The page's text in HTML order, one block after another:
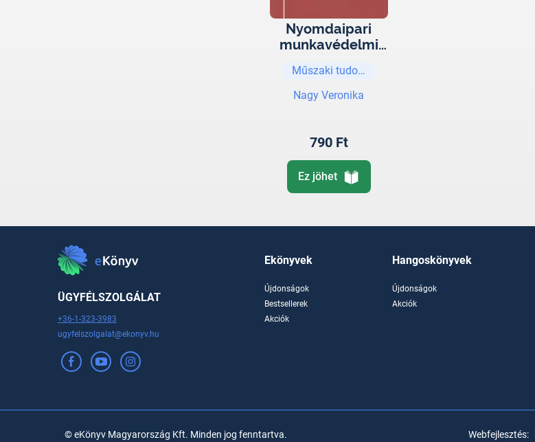
Nyomdaipari
munkavédelmi
Műszaki tudományok
Nagy Veronika
790 Ft
Ez jöhet
ÜGYFÉLSZOLGÁLAT
+36-1-323-3983
ugyfelszolgalat@ekonyv.hu
Ekönyvek
Újdonságok
Bestsellerek
Akciók
Hangoskönyvek
Újdonságok
Akciók
© eKönyv Magyarország Kft. Minden jog fenntartva. Webfejlesztés: